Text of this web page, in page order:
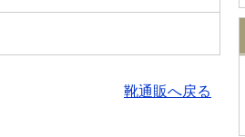
靴通販へ戻る